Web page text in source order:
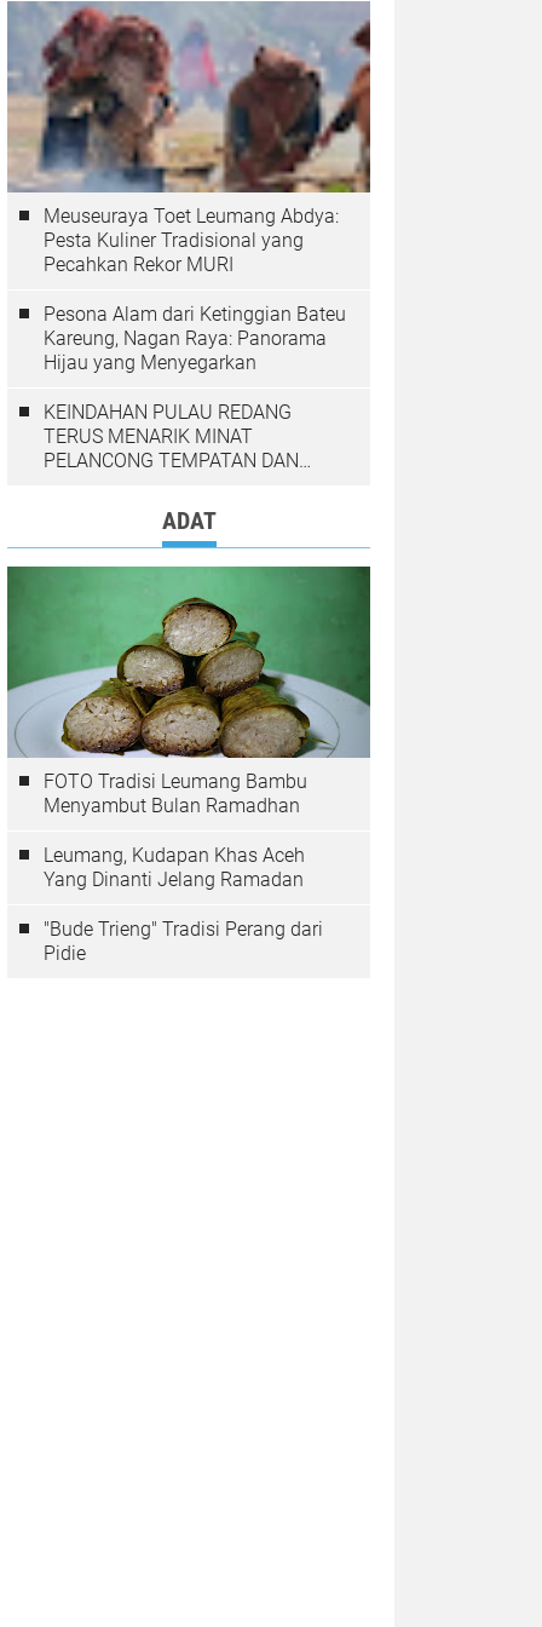
Meuseuraya Toet Leumang Abdya:
Pesta Kuliner Tradisional yang
Pecahkan Rekor MURI
Pesona Alam dari Ketinggian Bateu
Kareung, Nagan Raya: Panorama
Hijau yang Menyegarkan
KEINDAHAN PULAU REDANG
TERUS MENARIK MINAT
PELANCONG TEMPATAN DAN
ADAT
FOTO Tradisi Leumang Bambu
Menyambut Bulan Ramadhan
Leumang, Kudapan Khas Aceh
Yang Dinanti Jelang Ramadan
"Bude Trieng" Tradisi Perang dari
Pidie